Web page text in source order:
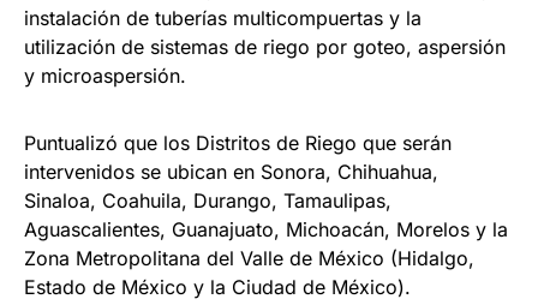
instalación de tuberías multicompuertas y la
utilización de sistemas de riego por goteo, aspersión
y microaspersión.
Puntualizó que los Distritos de Riego que serán
intervenidos se ubican en Sonora, Chihuahua,
Sinaloa, Coahuila, Durango, Tamaulipas,
Aguascalientes, Guanajuato, Michoacán, Morelos y la
Zona Metropolitana del Valle de México (Hidalgo,
Estado de México y la Ciudad de México).